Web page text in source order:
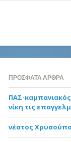
ΠΡΌΣΦΑΤΑ ΆΡΘΡΑ
ΠΑΣ-
νίκη τις
νέστος